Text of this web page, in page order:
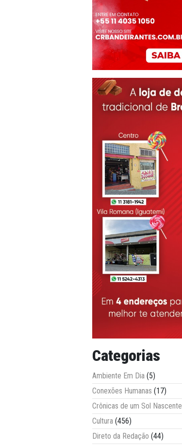
Categorias
Ambiente Em Dia (5)
Conexões Humanas (17)
Crônicas de um Sol Nascente
Cultura (456)
Direto da Redação (44)